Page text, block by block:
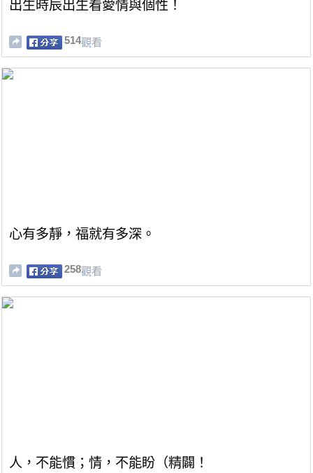
出生時辰出生看愛情與個性！
514觀看
心有多靜，福就有多深。
258觀看
人，不能慣；情，不能盼（精闢！